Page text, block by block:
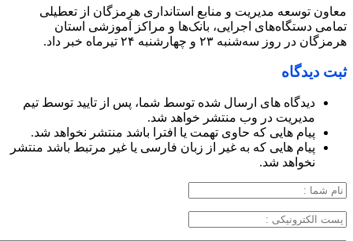
معاون توسعه مدیریت و منابع استانداری هرمزگان از تعطیلی
تمامی دستگاه‌های اجرایی، بانک‌ها و مراکز آموزشی استان
هرمزگان در روز سه‌شنبه ۲۳ و چهارشنبه ۲۴ تیرماه خبر داد.
ثبت دیدگاه
دیدگاه های ارسال شده توسط شما، پس از تایید توسط تیم
مدیریت در وب منتشر خواهد شد.
پیام هایی که حاوی تهمت یا افترا باشد منتشر نخواهد شد.
پیام هایی که به غیر از زبان فارسی یا غیر مرتبط باشد منتشر
نخواهد شد.